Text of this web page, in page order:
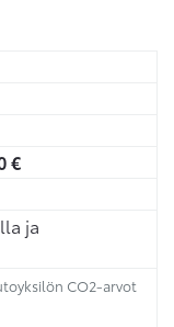
€
ja
CO2-arvot